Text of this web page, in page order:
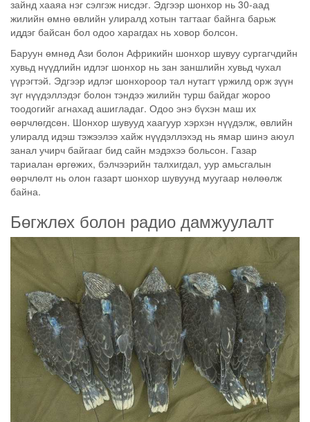
зайнд хааяа нэг сэлгэж нисдэг. Эдгээр шонхор нь 30-аад
жилийн өмнө өвлийн улиралд хотын тагтааг байнга барьж
иддэг байсан бол одоо харагдах нь ховор болсон.
Баруун өмнөд Ази болон Африкийн шонхор шувуу сургагчдийн
хувьд нүүдлийн идлэг шонхор нь зан заншлийн хувьд чухал
үүрэгтэй. Эдгээр идлэг шонхороор тал нутагт үржилд орж зүүн
зүг нүүдэллэдэг болон тэндээ жилийн турш байдаг жороо
тоодогийг агнахад ашигладаг. Одоо энэ бүхэн маш их
өөрчлөгдсөн. Шонхор шувууд хаагуур хэрхэн нүүдэлж, өвлийн
улиралд идэш тэжээлээ хайж нүүдэллэхэд нь ямар шинэ аюул
занал учирч байгааг бид сайн мэдэхээ больсон. Газар
тариалан өргөжих, бэлчээрийн талхигдал, уур амьсгалын
өөрчлөлт нь олон газарт шонхор шувуунд муугаар нөлөөлж
байна.
Бөгжлөх болон радио дамжуулалт